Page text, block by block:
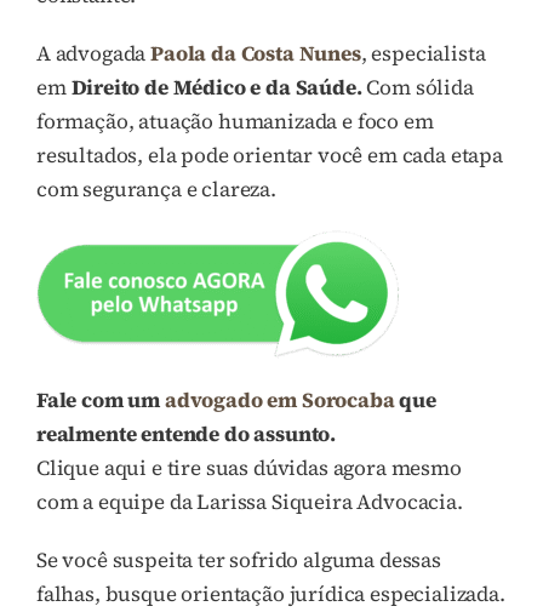
A advogadaPaola da Costa Nunes, especialista
emDireito de Médico e da Saúde.Com sólida
formação, atuação humanizada e foco em
resultados, ela pode orientar você em cada etapa
com segurança e clareza.
Fale com umadvogado em Sorocabaque
realmente entende do assunto.
Clique aqui e tire suas dúvidas agora mesmo
com a equipe da Larissa Siqueira Advocacia.
Se você suspeita ter sofrido alguma dessas
falhas, busque orientação jurídica especializada.